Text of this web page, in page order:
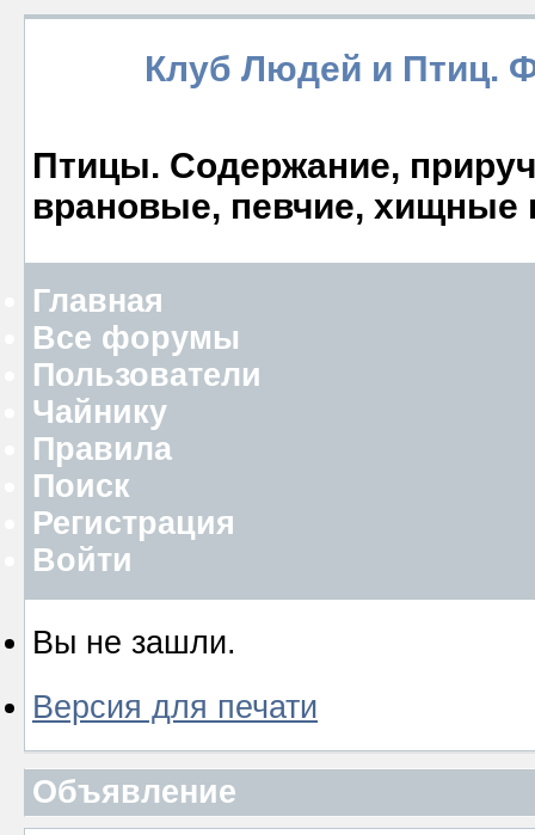
Клуб Людей и Птиц.
Птицы. Содержание,
врановые, певчие, хищные
Главная
Все форумы
Пользователи
Чайнику
Правила
Поиск
Регистрация
Войти
Вы не зашли.
Версия для печати
Объявление